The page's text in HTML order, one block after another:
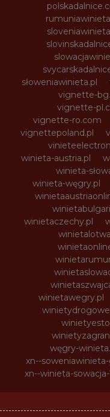
słoweniawinieta.pl
vignette-
vignette-
vignette-ro.com
vignettepoland.pl
winieta-austria.pl
winieta-
winieta-węgry.pl
winietaczechy.pl
winietawegry.pl
węgry-
xn--
xn--winieta-